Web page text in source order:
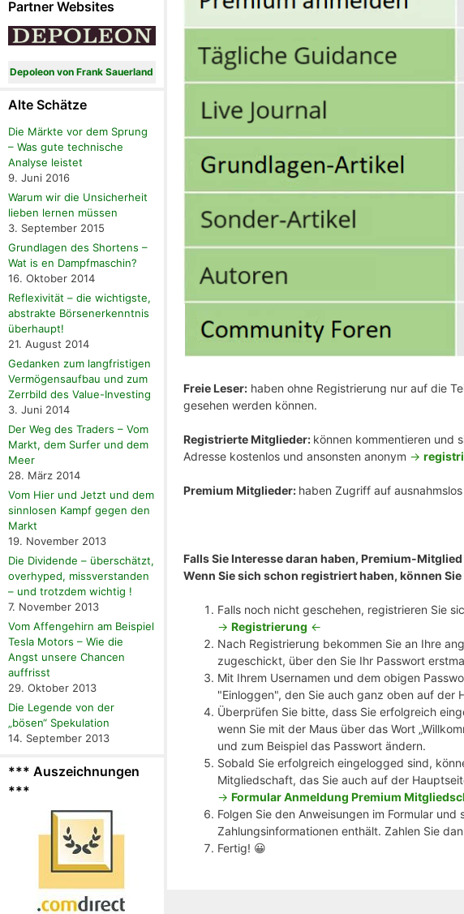
Freie Leser:haben ohne Registrierung nur auf die
gesehen werden können.
Registrierte Mitglieder: können kommentieren und
Adresse kostenlos und ansonsten anonym ->
Premium Mitglieder: haben Zugriff auf
Falls Sie Interesse daran haben, Premium-
Wenn Sie sich schon registriert haben, können
Falls noch nicht geschehen, registrieren Sie
-> Registrierung <-
Nach Registrierung bekommen Sie an Ihre
zugeschickt, über den Sie Ihr Passwort
Mit Ihrem Usernamen und dem obigen
"Einloggen", den Sie auch ganz oben auf der
Überprüfen Sie bitte, dass Sie erfolgreich
wenn Sie mit der Maus über das Wort
und zum Beispiel das Passwort ändern.
Sobald Sie erfolgreich eingelogged sind,
Mitgliedschaft, das Sie auch auf der
-> Formular Anmeldung Premium
Folgen Sie den Anweisungen im Formular
Zahlungsinformationen enthält. Zahlen Sie
Fertig! 😀
Partner Websites
Depoleon von Frank Sauerland
Alte Schätze
Die Märkte vor dem Sprung
– Was gute technische
Analyse leistet
9. Juni 2016
Warum wir die Unsicherheit
lieben lernen müssen
3. September 2015
Grundlagen des Shortens –
Wat is en Dampfmaschin?
16. Oktober 2014
Reflexivität – die wichtigste,
abstrakte Börsenerkenntnis
überhaupt!
21. August 2014
Gedanken zum langfristigen
Vermögensaufbau und zum
Zerrbild des Value-Investing
3. Juni 2014
Der Weg des Traders – Vom
Markt, dem Surfer und dem
Meer
28. März 2014
Vom Hier und Jetzt und dem
sinnlosen Kampf gegen den
Markt
19. November 2013
Die Dividende – überschätzt,
overhyped, missverstanden
– und trotzdem wichtig !
7. November 2013
Vom Affengehirn am Beispiel
Tesla Motors – Wie die
Angst unsere Chancen
auffrisst
29. Oktober 2013
Die Legende von der
„bösen“ Spekulation
14. September 2013
*** Auszeichnungen
***